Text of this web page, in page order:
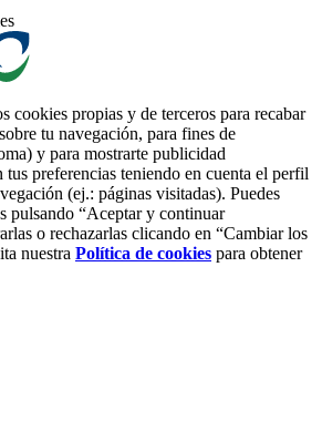
cookies propias y de terceros para recabar
tu navegación, para fines de
y para mostrarte publicidad
tus preferencias teniendo en cuenta el perfil
(ej.: páginas visitadas). Puedes
pulsando “Aceptar y continuar
o rechazarlas clicando en “Cambiar los
nuestra Política de cookies para obtener